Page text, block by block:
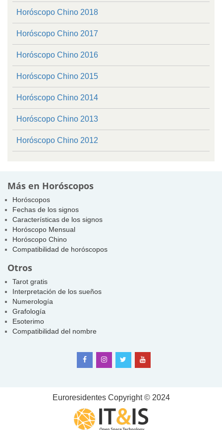
Horóscopo Chino 2018
Horóscopo Chino 2017
Horóscopo Chino 2016
Horóscopo Chino 2015
Horóscopo Chino 2014
Horóscopo Chino 2013
Horóscopo Chino 2012
Más en Horóscopos
Horóscopos
Fechas de los signos
Características de los signos
Horóscopo Mensual
Horóscopo Chino
Compatibilidad de horóscopos
Otros
Tarot gratis
Interpretación de los sueños
Numerología
Grafología
Esoterimo
Compatibilidad del nombre
EuroresidentesCopyright © 2024